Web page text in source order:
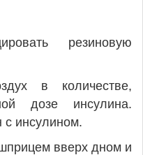
резиновую
в количестве,
дозе инсулина.
с инсулином.
вверх дном и